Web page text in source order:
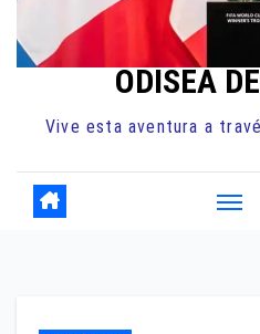
ODISEA
Vive esta aventura a